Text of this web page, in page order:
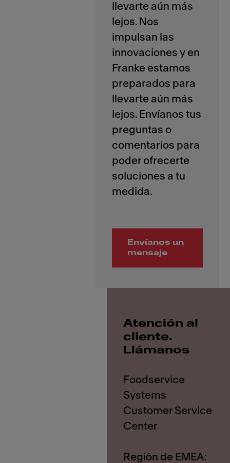
llevarte aún más
lejos. Nos
impulsan las
innovaciones y en
Franke estamos
preparados para
llevarte aún más
lejos. Envíanos tus
preguntas o
comentarios para
poder ofrecerte
soluciones a tu
Envíanos un
mensaje
Atención al
cliente.
Llámanos
Foodservice
Systems
Customer Service
Center
Regiòn de EMEA: